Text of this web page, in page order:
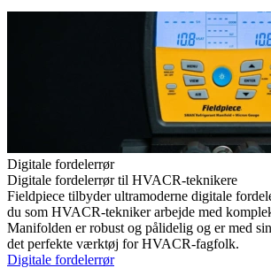
Digitale fordelerrør
Digitale fordelerrør til HVACR-teknikere
Fieldpiece tilbyder ultramoderne digitale
du som HVACR-tekniker arbejde med
Manifolden er robust og pålidelig og er med
det perfekte værktøj for HVACR-fagfolk.
Digitale fordelerrør